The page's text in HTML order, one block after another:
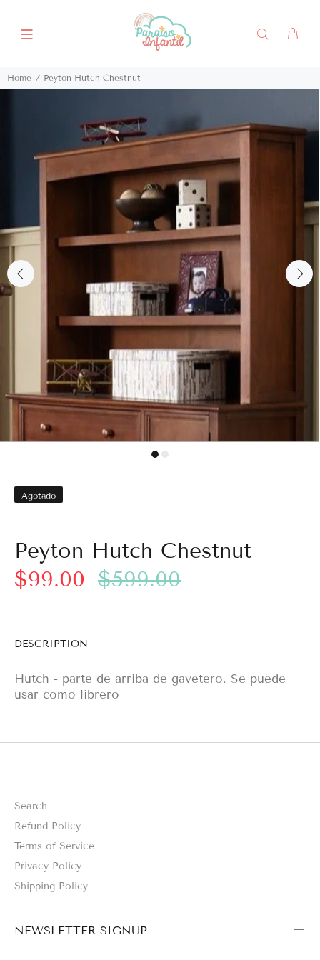
Home Peyton Hutch Chestnut
Agotado
Peyton Hutch Chestnut
$99.00 $599.00
DESCRIPTION
Hutch - parte de arriba de gavetero. Se puede
usar como librero
Search
Refund Policy
Terms of Service
Privacy Policy
Shipping Policy
NEWSLETTER SIGNUP